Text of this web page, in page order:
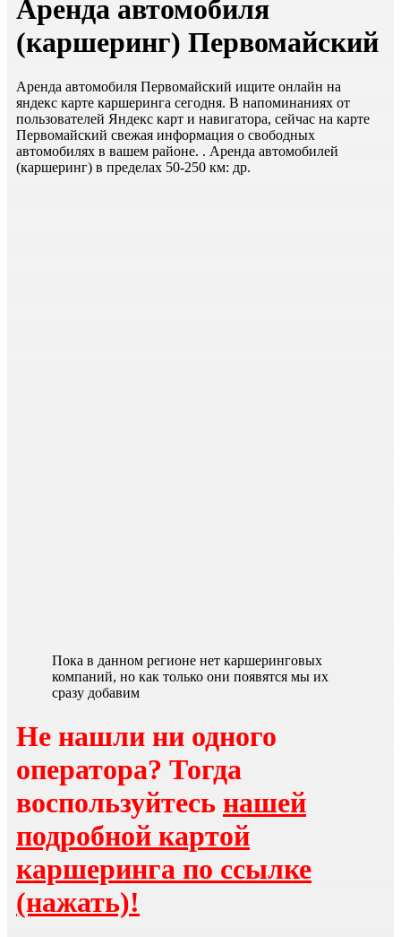
Аренда автомобиля
(каршеринг) Первомайский
Аренда автомобиля Первомайский ищите онлайн на
яндекс карте каршеринга сегодня. В напоминаниях от
пользователей Яндекс карт и навигатора, сейчас на карте
Первомайский свежая информация о свободных
автомобилях в вашем районе. . Аренда автомобилей
(каршеринг) в пределах 50-250 км: др.
Пока в данном регионе нет каршеринговых
компаний, но как только они появятся мы их
сразу добавим
Не нашли ни одного
оператора? Тогда
воспользуйтесь нашей
подробной картой
каршеринга по ссылке
(нажать)!